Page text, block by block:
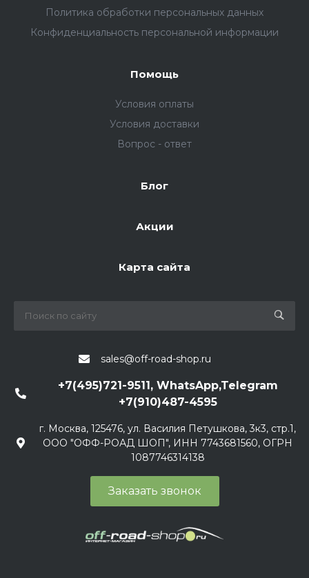
Политика обработки персональных данных
Конфиденциальность персональной информации
Помощь
Условия оплаты
Условия доставки
Вопрос - ответ
Блог
Акции
Карта сайта
sales@off-road-shop.ru
+7(495)721-9511, WhatsApp,Telegram
+7(910)487-4595
г. Москва, 125476, ул. Василия Петушкова, 3к3, стр.1,
ООО "ОФФ-РОАД ШОП", ИНН 7743681560, ОГРН
1087746314138
Заказать звонок